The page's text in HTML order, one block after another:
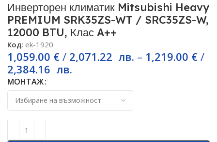
Инверторен климатик Mitsubishi Heavy
PREMIUM SRK35ZS-WT / SRC35ZS-W,
12000 BTU, Клас A++
Код: ek-1920
1,059.00 € / 2,071.22 лв. – 1,219.00 € /
2,384.16 лв.
МОНТАЖ